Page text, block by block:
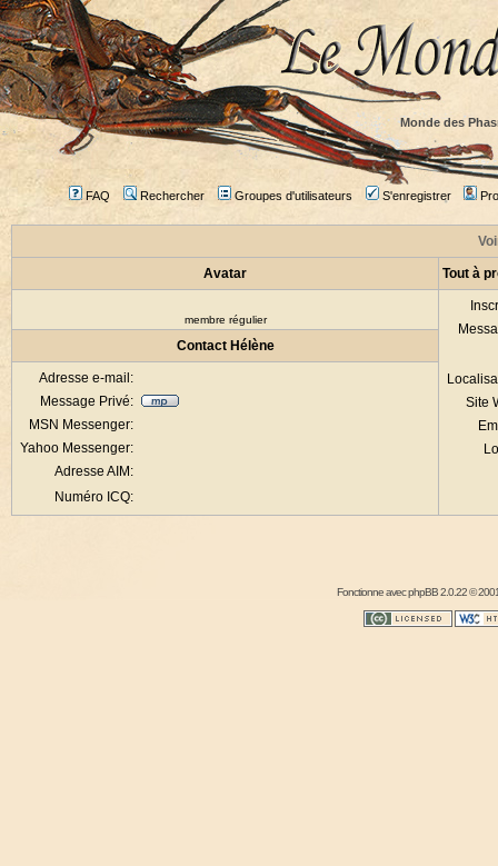
Monde des
FAQ Rechercher Groupes d'utilisateurs S'enregistrer
Avatar Tout à
membre régulier
Site
Contact Hélène
Adresse e-mail:
Message Privé:
MSN Messenger:
Yahoo Messenger:
Adresse AIM:
Numéro ICQ:
Fonctionne avecphpBB2.0.22 ©